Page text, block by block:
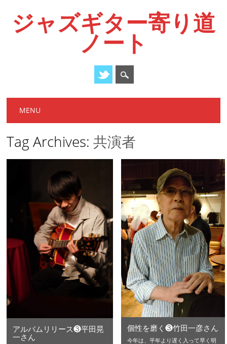
ジャズギター寄り道
ノート
Main menu
MENU
Tag Archives:共演者
アルバムリリース❸平田晃
一さん
個性を磨く❸竹田一彦さん
今年は、平年より遅く入って早く明